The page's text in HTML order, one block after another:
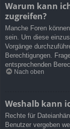
Warum kann
zugreifen?
Manche Foren
sein. Um diese
Vorgänge
Berechtigungen.
entsprechenden
Nach oben
Weshalb kann
Rechte für
Benutzer vergeben